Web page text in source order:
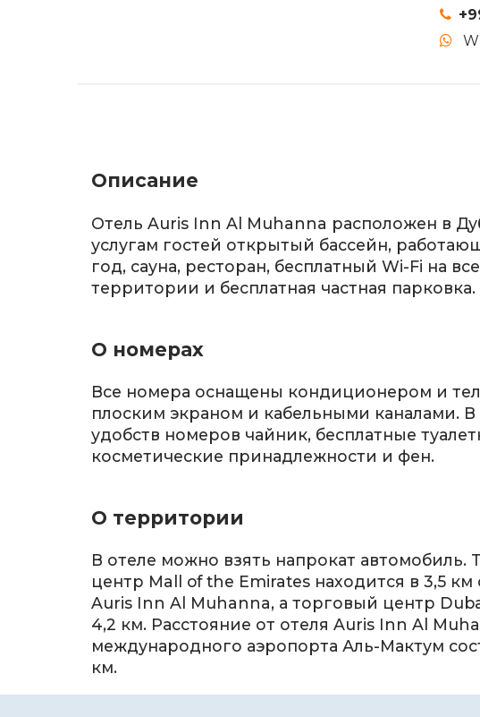
Описание
Отель Auris Inn Al Muhanna расположен в
услугам гостей открытый бассейн,
год, сауна, ресторан, бесплатный Wi-Fi на
территории и бесплатная частная парковка.
О номерах
Все номера оснащены кондиционером и
плоским экраном и кабельными каналами. В
удобств номеров чайник, бесплатные
косметические принадлежности и фен.
О территории
В отеле можно взять напрокат автомобиль.
центр Mall of the Emirates находится в 3,5 км
Auris Inn Al Muhanna, а торговый центр
4,2 км. Расстояние от отеля Auris Inn Al
международного аэропорта Аль-Мактум
км.